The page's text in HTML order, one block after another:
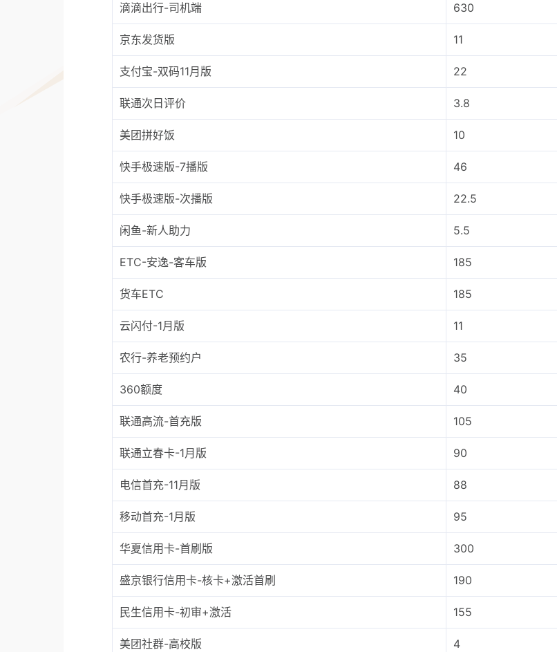
滴滴出行-司机端 630
京东发货版 11
支付宝-双码11月版 22
联通次日评价 3.8
美团拼好饭 10
快手极速版-7播版 46
快手极速版-次播版 22.5
闲鱼-新人助力 5.5
ETC-安逸-客车版 185
货车ETC 185
云闪付-1月版 11
农行-养老预约户 35
360额度 40
联通高流-首充版 105
联通立春卡-1月版 90
电信首充-11月版 88
移动首充-1月版 95
华夏信用卡-首刷版 300
盛京银行信用卡-核卡+激活首刷 190
民生信用卡-初审+激活 155
美团社群-高校版 4